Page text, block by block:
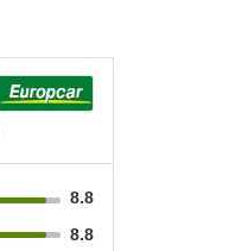
8.8
8.8